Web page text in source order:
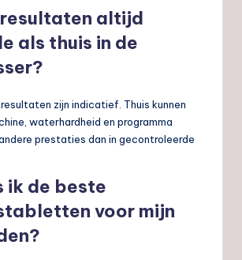
altijd
als thuis in de
zijn indicatief. Thuis kunnen
waterhardheid en programma
prestaties dan in gecontroleerde
ik de beste
voor mijn